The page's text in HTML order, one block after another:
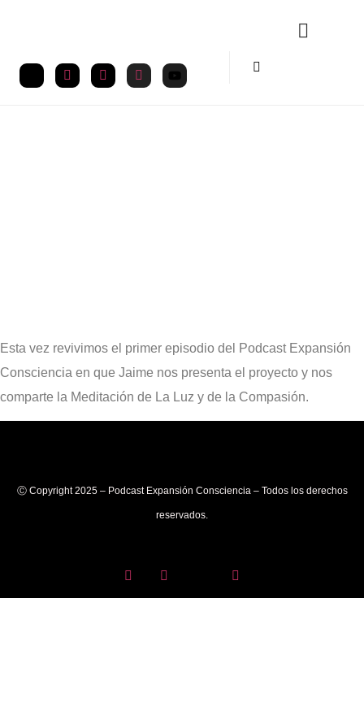
Esta vez revivimos el primer episodio del Podcast Expansión
Consciencia en que Jaime nos presenta el proyecto y nos
comparte la Meditación de La Luz y de la Compasión.
Ⓒ Copyright 2025 – Podcast Expansión Consciencia – Todos los derechos
reservados.